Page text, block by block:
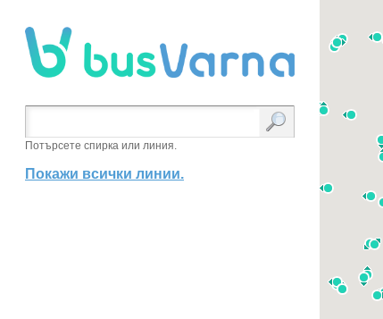
Потърсете спирка или линия.
Покажи всички линии.